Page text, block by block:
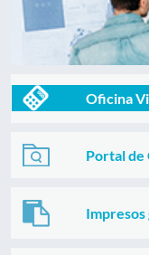
Oficina
Portal de